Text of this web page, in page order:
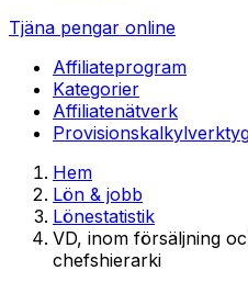
Tjäna pengar online
Affiliateprogram
Kategorier
Affiliatenätverk
Provisionskalkyl
Hem
Lön & jobb
Lönestatistik
VD, inom försäljning
chefshierarki